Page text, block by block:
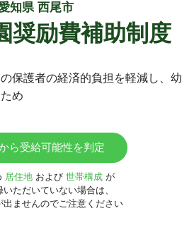
知県 西尾市
奨励費補助制度
保護者の経済的負担を軽減し、幼
め
ら受給可能性を判定
居住地 および 世帯構成 が
ただいていない場合は、
出ませんのでご注意ください